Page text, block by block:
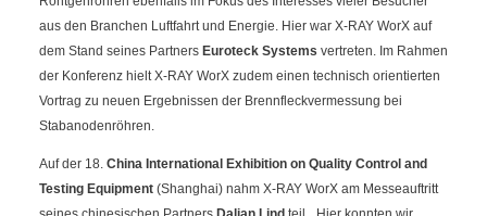
aus den Branchen Luftfahrt und Energie. Hier war X-RAY WorX auf
dem Stand seines PartnersEuroteck Systems vertreten. Im Rahmen
der Konferenz hielt X-RAY WorX zudem einen technisch orientierten
Vortrag zu neuen Ergebnissen der Brennfleckvermessung bei
Stabanodenröhren.
Auf der 18. China International Exhibition on Quality Control and
Testing Equipment (Shanghai) nahm X-RAY WorX am Messeauftritt